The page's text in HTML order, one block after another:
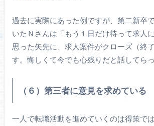
過去に実際にあった例ですが、第二新卒
いたＮさんは「もう１日だけ待って求人
思った矢先に、求人案件がクローズ（終
す。悔しくて今でも心残りだと話してら
（６）第三者に意見を求めている
一人で転職活動を進めていくのは得策では